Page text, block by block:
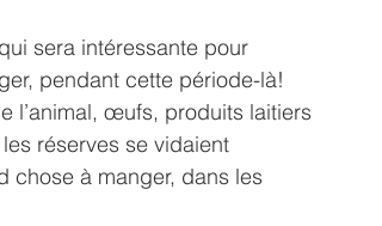
sera intéressante pour
pendant cette période-là!
l’animal, œufs, produits laitiers
réserves se vidaient
chose à manger, dans les